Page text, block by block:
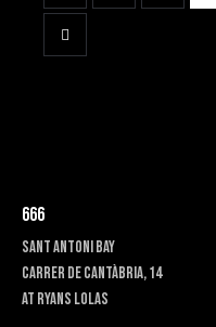
666
SANT ANTONI BAY
Carrer de Cantàbria, 14
at RYANS LOLAS